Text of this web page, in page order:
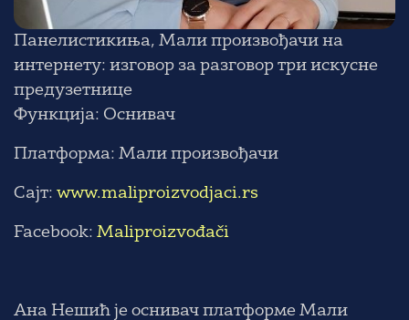
Панелистикиња, Мали произвођачи на
интернету: изговор за разговор три искусне
предузетнице
Функција: Оснивач
Платформа: Мали произвођачи
Сајт: www.maliproizvodjaci.rs
Facebook: Maliproizvođači
Ана Нешић је оснивач платформе Мали